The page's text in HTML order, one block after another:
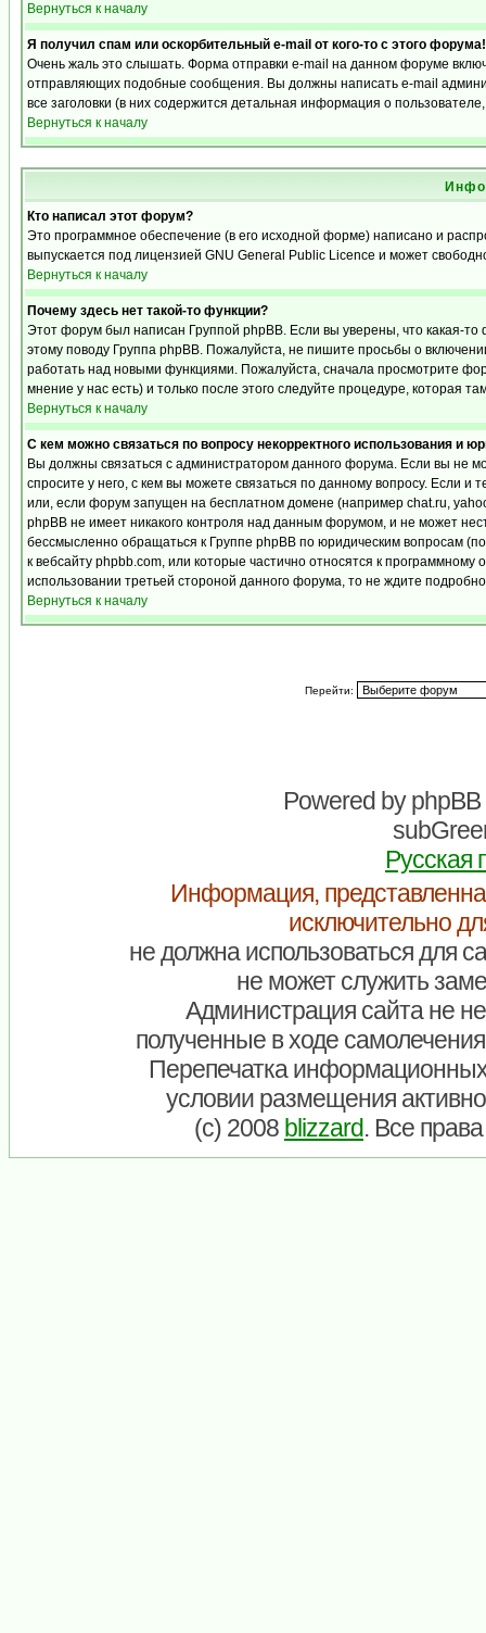
Вернуться к началу
Я получил спам или оскорбительный e-mail от кого-то с этого форума!
Очень жаль это слышать. Форма отправки e-mail на данном форуме
отправляющих подобные сообщения. Вы должны написать e-mail
все заголовки (в них содержится детальная информация о
Вернуться к началу
Кто написал этот форум?
Это программное обеспечение (в его исходной форме) написано и
выпускается под лицензией GNU General Public Licence и может
Вернуться к началу
Почему здесь нет такой-то функции?
Этот форум был написан Группой phpBB. Если вы уверены, что какая-
этому поводу Группа phpBB. Пожалуйста, не пишите просьбы о
работать над новыми функциями. Пожалуйста, сначала просмотрите
мнение у нас есть) и только после этого следуйте процедуре, которая
Вернуться к началу
С кем можно связаться по вопросу некорректного использования и
Вы должны связаться с администратором данного форума. Если вы не
спросите у него, с кем вы можете связаться по данному вопросу. Если
или, если форум запущен на бесплатном домене (например chat.ru,
phpBB не имеет никакого контроля над данным форумом, и не может
бессмысленно обращаться к Группе phpBB по юридическим вопросам
к вебсайту phpbb.com, или которые частично относятся к
использовании третьей стороной данного форума, то не ждите
Вернуться к началу
Перейти:
Powered byphpBB
Русская
Информация,
исключительно
не должна использоваться для
не может служить
Администрация сайта не
полученные в ходе
Перепечатка
условии размещения
(c) 2008 blizzard. Все